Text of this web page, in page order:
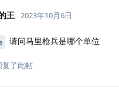
王 2023年10月6日
请问马里枪兵是哪个单位
复了此帖